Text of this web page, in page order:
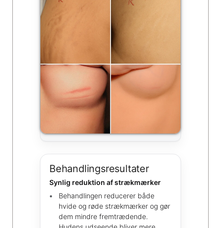
Behandlingsresultater
Synlig reduktion af strækmærker
Behandlingen reducerer både
hvide og røde strækmærker og gør
dem mindre fremtrædende.